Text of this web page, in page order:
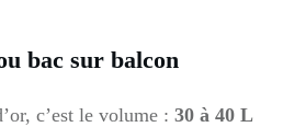
bac sur balcon
c’est le volume : 30 à 40 L